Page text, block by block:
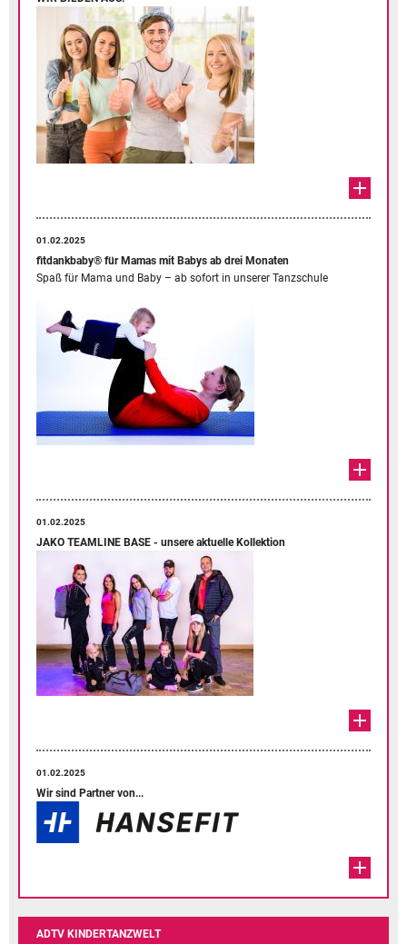
01.02.2025
fitdankbaby® für Mamas mit Babys ab drei Monaten
Spaß für Mama und Baby – ab sofort in unserer Tanzschule
01.02.2025
JAKO TEAMLINE BASE - unsere aktuelle Kollektion
01.02.2025
Wir sind Partner von...
ADTV KINDERTANZWELT